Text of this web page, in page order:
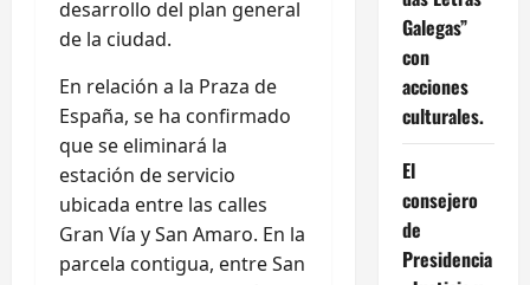
desarrollo del plan general
de la ciudad.
En relación a la Praza de
España, se ha confirmado
que se eliminará la
estación de servicio
ubicada entre las calles
Gran Vía y San Amaro. En la
parcela contigua, entre San
Galegas”
con
acciones
culturales.
El
consejero
de
Presidencia